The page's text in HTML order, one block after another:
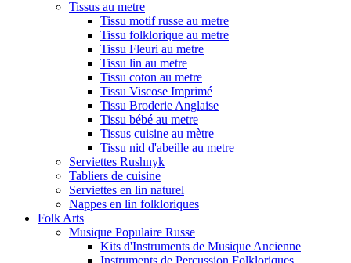
Tissus au metre
Tissu motif russe au metre
Tissu folklorique au metre
Tissu Fleuri au metre
Tissu lin au metre
Tissu coton au metre
Tissu Viscose Imprimé
Tissu Broderie Anglaise
Tissu bébé au metre
Tissus cuisine au mètre
Tissu nid d'abeille au metre
Serviettes Rushnyk
Tabliers de cuisine
Serviettes en lin naturel
Nappes en lin folkloriques
Folk Arts
Musique Populaire Russe
Kits d'Instruments de Musique Ancienne